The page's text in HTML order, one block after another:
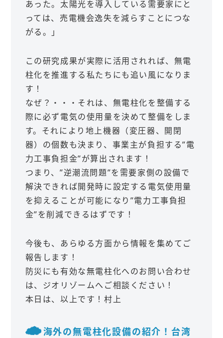
あった。太陽光を導入している需要家にと
っては、売電機会逸失を減らすことにつな
がる。」
この研究成果が実際に活用されれば、無電
柱化を推進する私たちにも追い風になりま
す！
なぜ？・・・それは、無電柱化を整備する
際に必ず電気の使用量を決めて整備をしま
す。それにより地上機器（変圧器、開閉
器）の個数も決まり、事業主が負担する”電
力工事負担金”が算出されます！
つまり、”逆潮流問題”を需要家側の設備で
解決できれば開発時に設定する電気使用量
を抑えることが可能になり”電力工事負担
金”を削減できるはずです！
今後も、あらゆる方面から情報を集めてご
報告します！
防災にも有効な無電柱化へのお問い合わせ
は、ジオリゾームへご相談ください！
本日は、以上です！村上
海外の無電柱化設備の紹介！台湾